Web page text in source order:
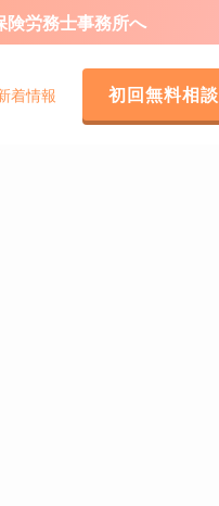
労務士事務所へ
着情報 初回無料相談